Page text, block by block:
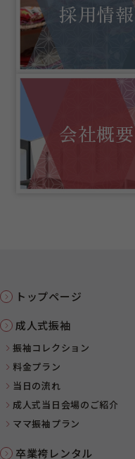
採用情報
会社概要
トップページ
成人式振袖
振袖コレクション
料金プラン
当日の流れ
成人式当日会場のご紹介
ママ振袖プラン
卒業袴レンタル